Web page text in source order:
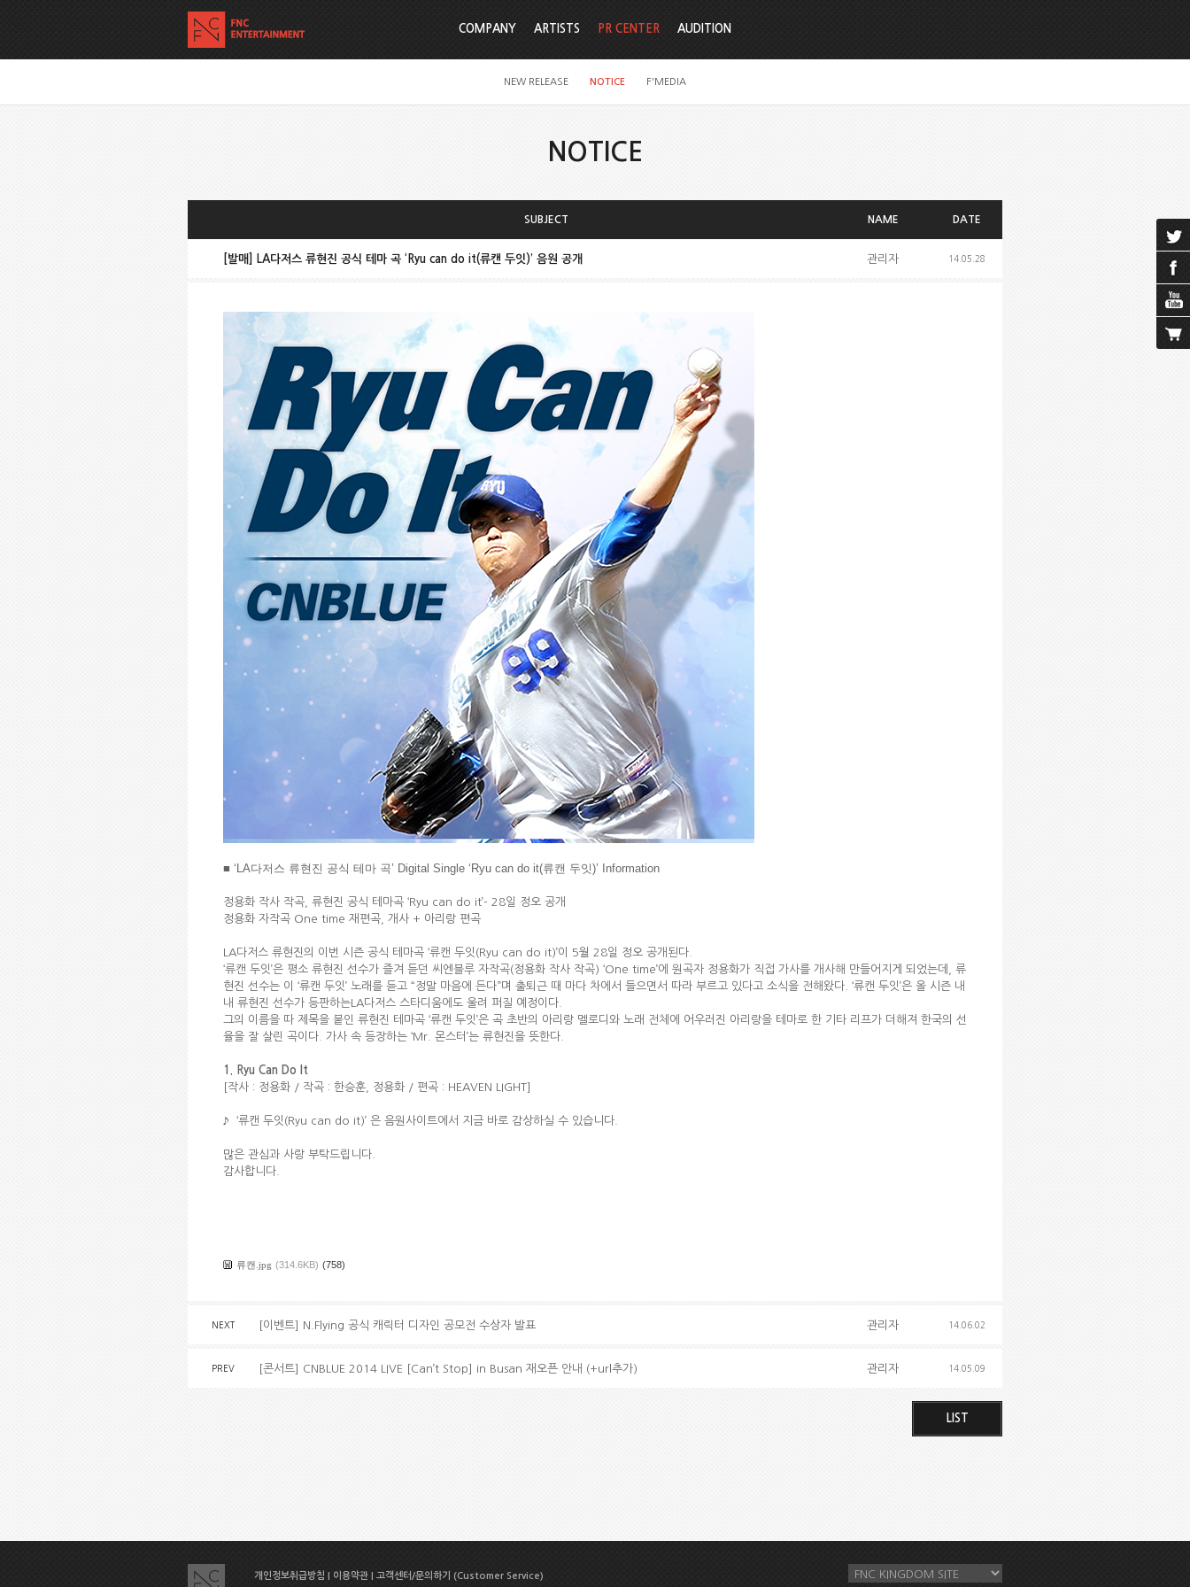
COMPANY ARTISTS PR CENTER
NEW RELEASE NOTICE F'MEDIA
AUDITION
NOTICE
SUBJECT NAME DATE
[발매] LA다저스 류현진 공식 테마 곡 ‘Ryu can do it(류캔 두잇)’ 음원 공개 관리자 14.05.28
■ ‘LA다저스 류현진 공식 테마 곡’ Digital Single ‘Ryu can do it(류캔 두잇)’ Information
정용화 작사 작곡, 류현진 공식 테마곡 ‘Ryu can do it’- 28일 정오 공개
정용화 자작곡 One time 재편곡, 개사 + 아리랑 편곡
LA다저스 류현진의 이번 시즌 공식 테마곡 ‘류캔 두잇(Ryu can do it)’이 5월 28일 정오 공개된다.
‘류캔 두잇’은 평소 류현진 선수가 즐겨 듣던 씨엔블루 자작곡(정용화 작사 작곡) ‘One time’에 원곡자 정용화가 직접 가사를 개사해 만들어지게 되었는데, 류
현진 선수는 이 ‘류캔 두잇’ 노래를 듣고 “정말 마음에 든다”며 출퇴근 때 마다 차에서 들으면서 따라 부르고 있다고 소식을 전해왔다. ‘류캔 두잇’은 올 시즌 내
내 류현진 선수가 등판하는LA다저스 스타디움에도 울려 퍼질 예정이다.
그의 이름을 따 제목을 붙인 류현진 테마곡 ‘류캔 두잇’은 곡 초반의 아리랑 멜로디와 노래 전체에 어우러진 아리랑을 테마로 한 기타 리프가 더해져 한국의 선
율을 잘 살린 곡이다. 가사 속 등장하는 ‘Mr. 몬스터’는 류현진을 뜻한다.
1. Ryu Can Do It
[작사 : 정용화 / 작곡 : 한승훈, 정용화 / 편곡 : HEAVEN LIGHT]
♪ ‘류캔 두잇(Ryu can do it)’ 은 음원사이트에서 지금 바로 감상하실 수 있습니다.
많은 관심과 사랑 부탁드립니다.
감사합니다.
류캔.jpg (314.6KB) (758)
NEXT [이벤트] N.Flying 공식 캐릭터 디자인 공모전 수상자 발표 관리자 14.06.02
PREV [콘서트] CNBLUE 2014 LIVE [Can’t Stop] in Busan 재오픈 안내 (+url추가) 관리자 14.05.09
LIST
개인정보취급방침 이용약관 고객센터/문의하기 (Customer Service)